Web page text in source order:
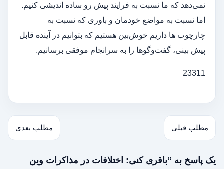
نمی‌دهد که ما نسبت به فرایند پیش رو ساده اندیشی کنیم.
اما نسبت به مواضع خودمان و باوری که نسبت به
چارچوب ها داریم خوش‌بین هستیم که بتوانیم در آینده قابل
پیش بینی، گفت‌وگوها را به سرانجام موفقی برسانیم.
23311
مطلب قبلی مطلب بعدی
یک پاسخ به “باقری کنی: اختلافات در مذاکرات وین